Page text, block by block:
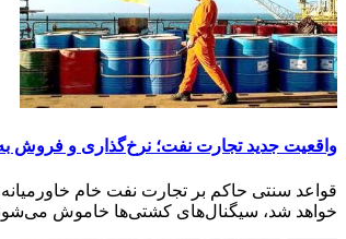
واقعیت جدید تجارت نفت؛ نرخ‌گذاری و فروش
قواعد سنتی حاکم بر تجارت نفت خام
خواهد شد، سیگنال‌های کشتی‌ها خاموش